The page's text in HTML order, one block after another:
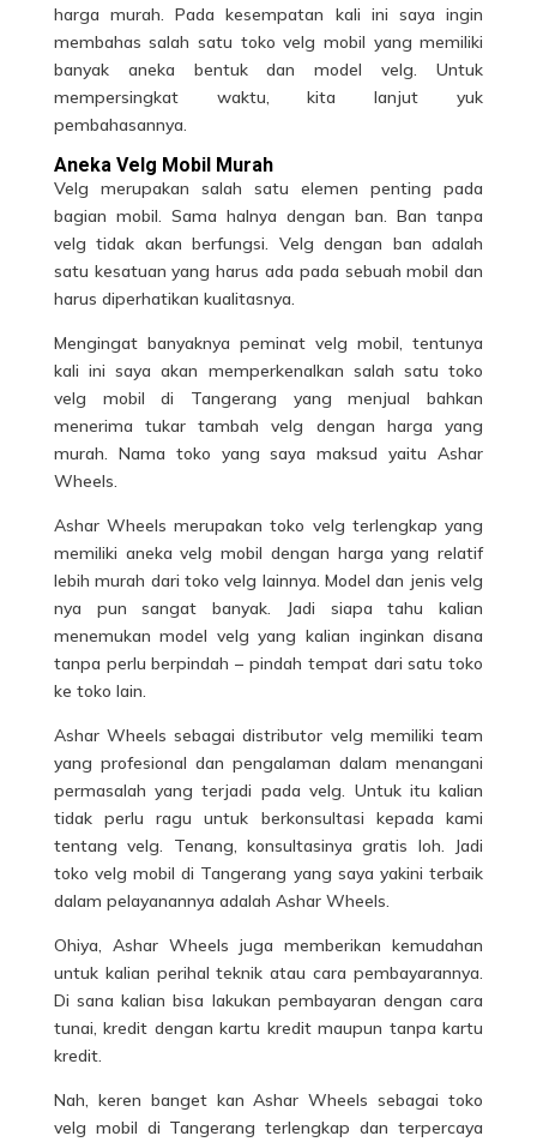
harga murah. Pada kesempatan kali ini saya ingin
membahas salah satu toko velg mobil yang memiliki
banyak aneka bentuk dan model velg. Untuk
mempersingkat waktu, kita lanjut yuk
pembahasannya.
Aneka Velg Mobil Murah
Velg merupakan salah satu elemen penting pada
bagian mobil. Sama halnya dengan ban. Ban tanpa
velg tidak akan berfungsi. Velg dengan ban adalah
satu kesatuan yang harus ada pada sebuah mobil dan
harus diperhatikan kualitasnya.
Mengingat banyaknya peminatvelg mobil , tentunya
kali ini saya akan memperkenalkan salah satu toko
velg mobil di Tangerang yang menjual bahkan
menerima tukar tambah velg dengan harga yang
murah. Nama toko yang saya maksud yaitu Ashar
Wheels.
Ashar Wheels merupakan toko velg terlengkap yang
memiliki aneka velg mobil dengan harga yang relatif
lebih murah dari toko velg lainnya. Model dan jenis velg
nya pun sangat banyak. Jadi siapa tahu kalian
menemukan model velg yang kalian inginkan disana
tanpa perlu berpindah – pindah tempat dari satu toko
ke toko lain.
Ashar Wheels sebagai distributor velg memiliki team
yang profesional dan pengalaman dalam menangani
permasalah yang terjadi pada velg. Untuk itu kalian
tidak perlu ragu untuk berkonsultasi kepada kami
tentang velg. Tenang, konsultasinya gratis loh. Jadi
toko velg mobil di Tangerang yang saya yakini terbaik
dalam pelayanannya adalah Ashar Wheels.
Ohiya, Ashar Wheels juga memberikan kemudahan
untuk kalian perihal teknik atau cara pembayarannya.
Di sana kalian bisa lakukan pembayaran dengan cara
tunai, kredit dengan kartu kredit maupun tanpa kartu
kredit.
Nah, keren banget kan Ashar Wheels sebagai toko
velg mobil di Tangerang terlengkap dan terpercaya